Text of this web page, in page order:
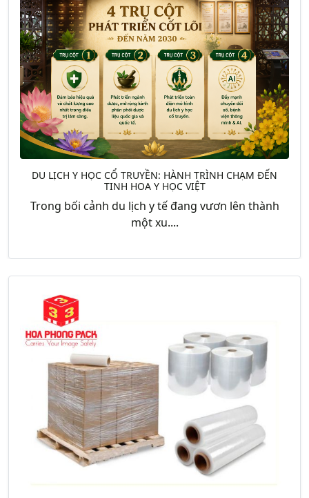
DU LỊCH Y HỌC CỔ TRUYỀN: HÀNH TRÌNH CHẠM ĐẾN
TINH HOA Y HỌC VIỆT
Trong bối cảnh du lịch y tế đang vươn lên thành
một xu....